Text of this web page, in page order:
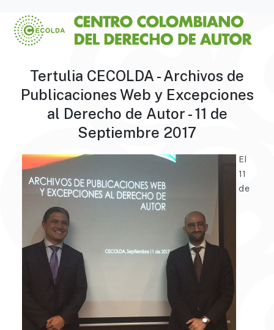
Tertulia CECOLDA - Archivos de
Publicaciones Web y Excepciones
al Derecho de Autor - 11 de
Septiembre 2017
El
11
de